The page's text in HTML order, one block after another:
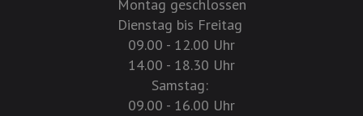
Montag geschlossen
Dienstag bis Freitag
09.00 - 12.00 Uhr
14.00 - 18.30 Uhr
Samstag:
09.00 - 16.00 Uhr